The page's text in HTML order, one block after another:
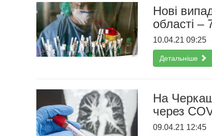
Нові
області –
10.04.21 09:25
Детальніше
На
через
09.04.21 12:45